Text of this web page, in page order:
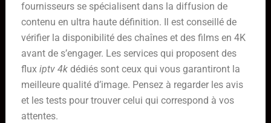
fournisseurs se spécialisent dans la diffusion de
contenu en ultra haute définition. Il est conseillé de
vérifier la disponibilité des chaînes et des films en 4K
avant de s’engager. Les services qui proposent des
flux iptv 4kdédiés sont ceux qui vous garantiront la
meilleure qualité d’image. Pensez à regarder les avis
et les tests pour trouver celui qui correspond à vos
attentes.